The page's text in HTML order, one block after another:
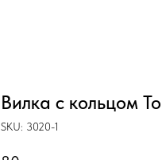
Вилка с кольцом
SKU: 3020-1